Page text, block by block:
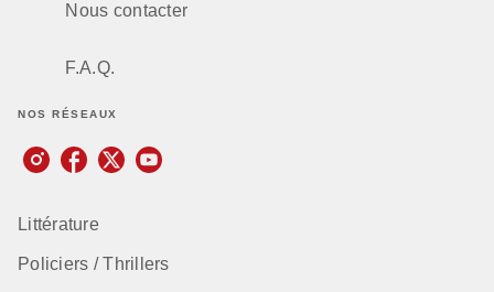
Nous contacter
F.A.Q.
NOS RÉSEAUX
Littérature
Policiers / Thrillers